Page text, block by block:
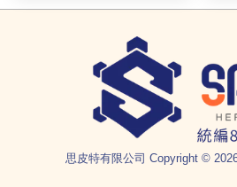
思皮特有限公司 Copyright ©